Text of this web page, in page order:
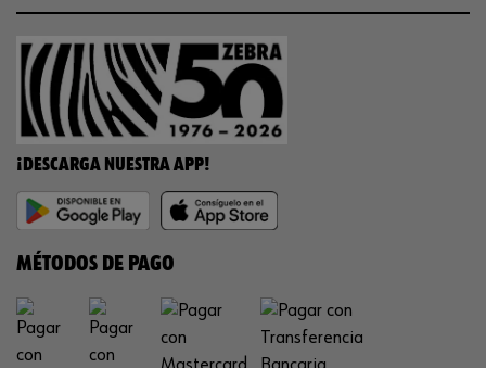
¡DESCARGA NUESTRA APP!
MÉTODOS DE PAGO